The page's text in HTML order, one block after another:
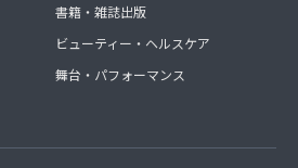
書籍・雑誌出版
ビューティー・ヘルスケア
舞台・パフォーマンス